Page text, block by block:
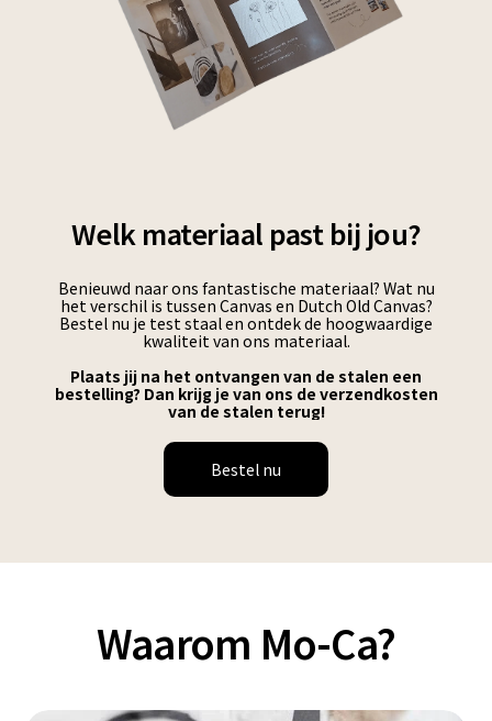
Welk materiaal past bij jou?
Benieuwd naar ons fantastische materiaal? Wat nu
het verschil is tussen Canvas en Dutch Old Canvas?
Bestel nu je test staal en ontdek de hoogwaardige
kwaliteit van ons materiaal.
Plaats jij na het ontvangen van de stalen een
bestelling? Dan krijg je van ons de verzendkosten
van de stalen terug!
Bestel nu
Waarom Mo-Ca?